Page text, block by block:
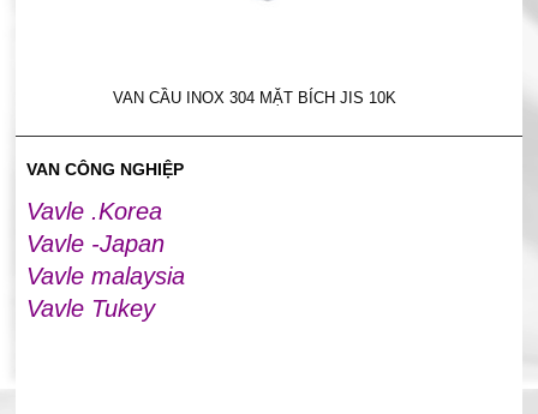
VAN CẦU INOX 304 MẶT BÍCH JIS 10K
VAN CÔNG NGHIỆP
Vavle .Korea
Vavle -Japan
Vavle malaysia
Vavle Tukey